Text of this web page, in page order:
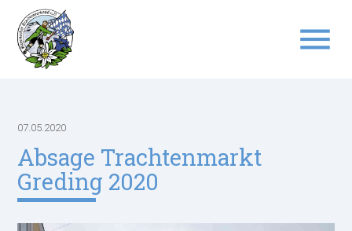
menu
07.05.2020
Absage Trachtenmarkt
Greding 2020